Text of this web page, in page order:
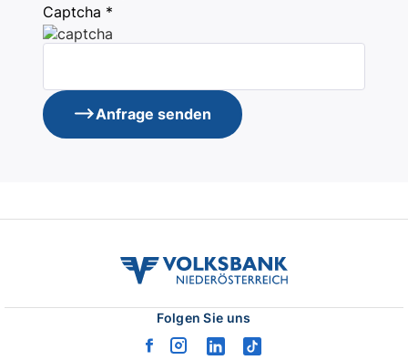
Captcha *
Anfrage senden
volksbank
noe
Folgen Sie uns
facebook
instagram
linkedintiktok